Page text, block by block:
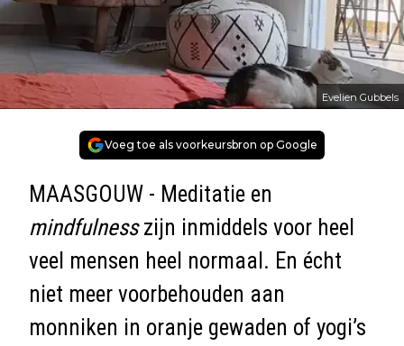
Evelien Gubbels
Voeg toe als voorkeursbron op Google
MAASGOUW - Meditatie en
mindfulnesszijn inmiddels voor heel
veel mensen heel normaal. En écht
niet meer voorbehouden aan
monniken in oranje gewaden of yogi’s